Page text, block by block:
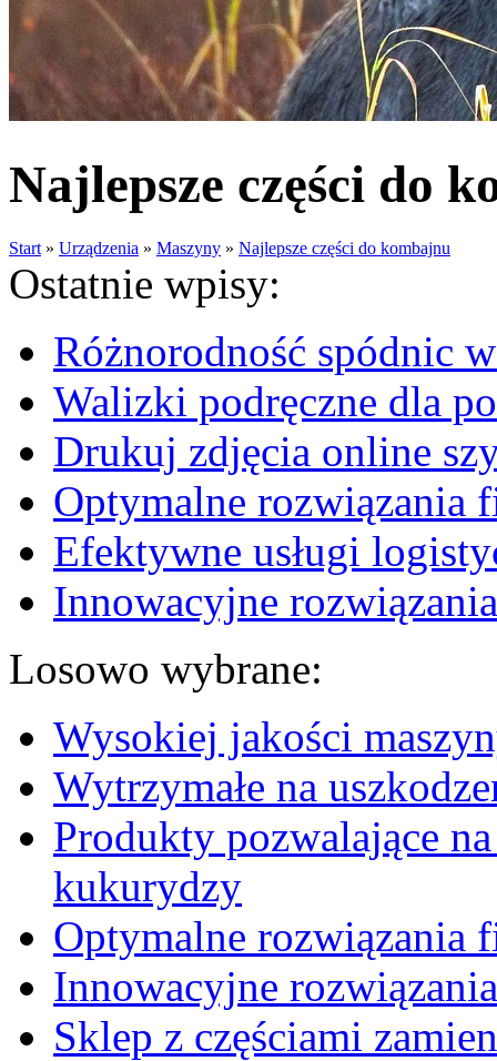
Najlepsze części do
Start » Urządzenia » Maszyny » Najlepsze części do kombajnu
Ostatnie wpisy:
Różnorodność spódnic
Walizki podręczne dla
Drukuj zdjęcia online
Optymalne rozwiązania
Efektywne usługi
Innowacyjne
Losowo wybrane:
Wysokiej jakości
Wytrzymałe na
Produkty pozwalające
kukurydzy
Optymalne rozwiązania
Innowacyjne
Sklep z częściami